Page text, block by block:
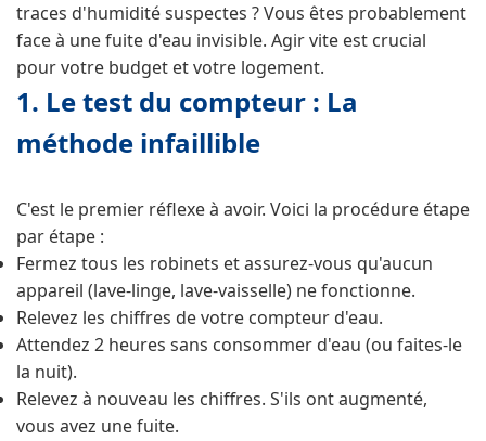
traces d'humidité suspectes ? Vous êtes probablement
face à une fuite d'eau invisible. Agir vite est crucial
pour votre budget et votre logement.
1. Le test du compteur : La
méthode infaillible
C'est le premier réflexe à avoir. Voici la procédure étape
par étape :
Fermez tous les robinets et assurez-vous qu'aucun
appareil (lave-linge, lave-vaisselle) ne fonctionne.
Relevez les chiffres de votre compteur d'eau.
Attendez 2 heures sans consommer d'eau (ou faites-le
la nuit).
Relevez à nouveau les chiffres. S'ils ont augmenté,
vous avez une fuite.